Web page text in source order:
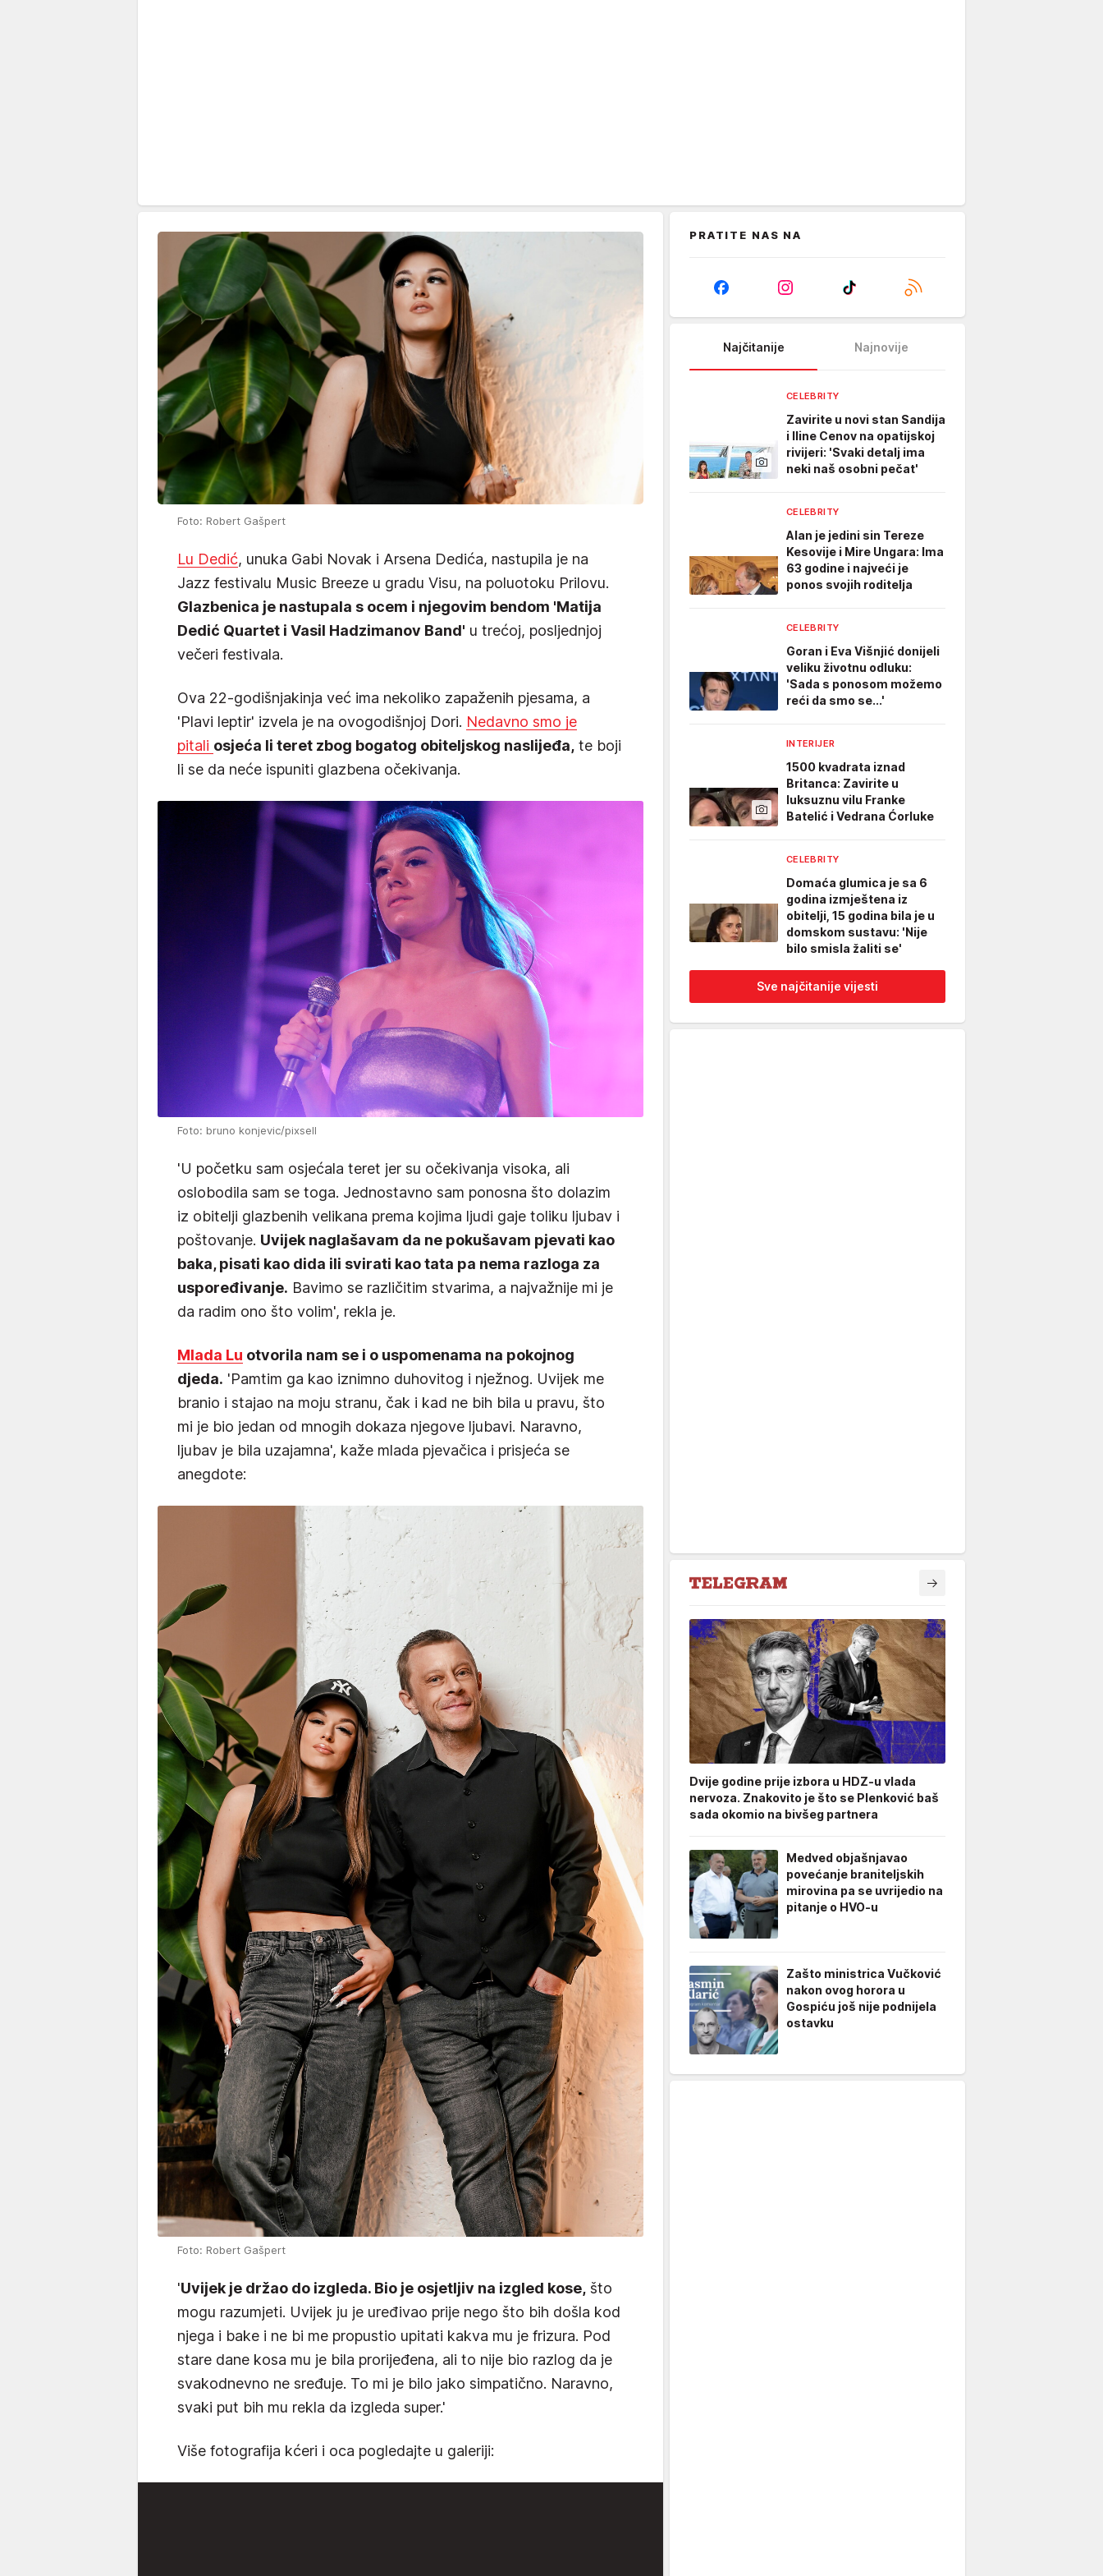
Foto: Robert Gašpert
Lu Dedić, unuka Gabi Novak i Arsena Dedića, nastupila je na
Jazz festivalu Music Breeze u gradu Visu, na poluotoku Prilovu.
Glazbenica je nastupala s ocem i njegovim bendom 'Matija
Dedić Quartet i Vasil Hadzimanov Band' u trećoj, posljednjoj
večeri festivala.
Ova 22-godišnjakinja već ima nekoliko zapaženih pjesama, a
'Plavi leptir' izvela je na ovogodišnjoj Dori. Nedavno smo je
pitali osjeća li teret zbog bogatog obiteljskog naslijeđa, te boji
li se da neće ispuniti glazbena očekivanja.
Foto: bruno konjevic/pixsell
'U početku sam osjećala teret jer su očekivanja visoka, ali
oslobodila sam se toga. Jednostavno sam ponosna što dolazim
iz obitelji glazbenih velikana prema kojima ljudi gaje toliku ljubav i
poštovanje. Uvijek naglašavam da ne pokušavam pjevati kao
baka, pisati kao dida ili svirati kao tata pa nema razloga za
uspoređivanje. Bavimo se različitim stvarima, a najvažnije mi je
da radim ono što volim', rekla je.
Mlada Lu otvorila nam se i o uspomenama na pokojnog
djeda. 'Pamtim ga kao iznimno duhovitog i nježnog. Uvijek me
branio i stajao na moju stranu, čak i kad ne bih bila u pravu, što
mi je bio jedan od mnogih dokaza njegove ljubavi. Naravno,
ljubav je bila uzajamna', kaže mlada pjevačica i prisjeća se
anegdote:
Foto: Robert Gašpert
'Uvijek je držao do izgleda. Bio je osjetljiv na izgled kose, što
mogu razumjeti. Uvijek ju je uređivao prije nego što bih došla kod
njega i bake i ne bi me propustio upitati kakva mu je frizura. Pod
stare dane kosa mu je bila prorijeđena, ali to nije bio razlog da je
svakodnevno ne sređuje. To mi je bilo jako simpatično. Naravno,
svaki put bih mu rekla da izgleda super.'
Više fotografija kćeri i oca pogledajte u galeriji:
PRATITE NAS NA
Najčitanije Najnovije
CELEBRITY
Zavirite u novi stan Sandija
i Iline Cenov na opatijskoj
rivijeri: 'Svaki detalj ima
neki naš osobni pečat'
CELEBRITY
Alan je jedini sin Tereze
Kesovije i Mire Ungara: Ima
63 godine i najveći je
ponos svojih roditelja
CELEBRITY
Goran i Eva Višnjić donijeli
veliku životnu odluku:
'Sada s ponosom možemo
reći da smo se...'
INTERIJER
1500 kvadrata iznad
Britanca: Zavirite u
luksuznu vilu Franke
Batelić i Vedrana Ćorluke
CELEBRITY
Domaća glumica je sa 6
godina izmještena iz
obitelji, 15 godina bila je u
domskom sustavu: 'Nije
bilo smisla žaliti se'
Sve najčitanije vijesti
Dvije godine prije izbora u HDZ-u vlada
nervoza. Znakovito je što se Plenković baš
sada okomio na bivšeg partnera
Medved objašnjavao
povećanje braniteljskih
mirovina pa se uvrijedio na
pitanje o HVO-u
Zašto ministrica Vučković
nakon ovog horora u
Gospiću još nije podnijela
ostavku